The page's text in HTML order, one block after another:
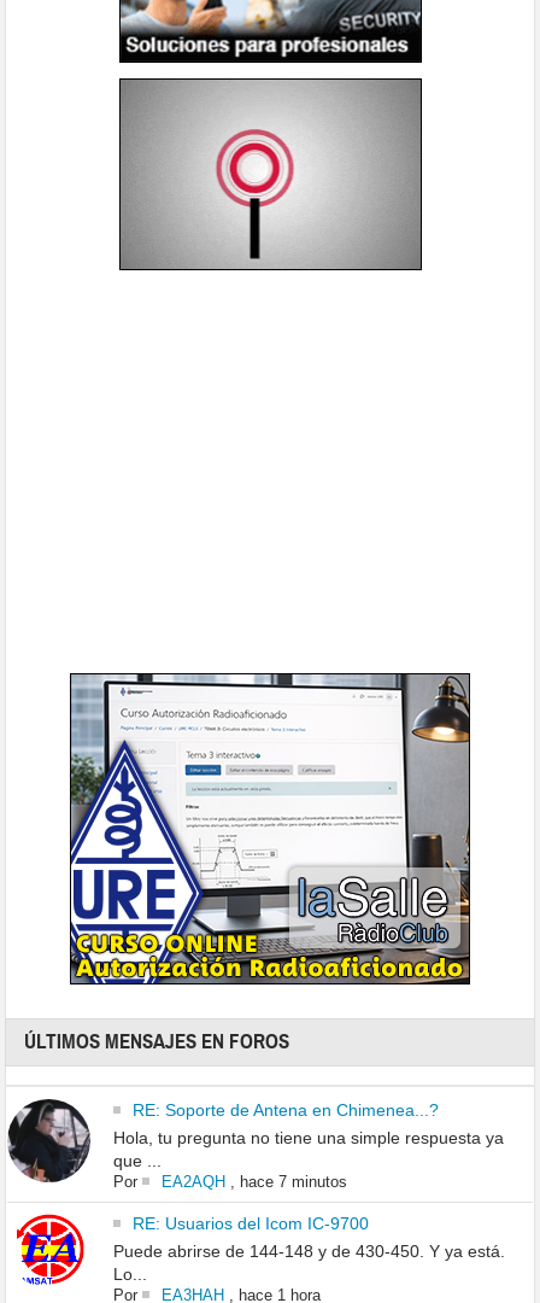
ÚLTIMOS MENSAJES EN FOROS
RE: Soporte de Antena en Chimenea...?
Hola, tu pregunta no tiene una simple respuesta ya
que ...
Por EA2AQH, hace 7 minutos
RE: Usuarios del Icom IC-9700
Puede abrirse de 144-148 y de 430-450. Y ya está.
Lo...
Por EA3HAH, hace 1 hora